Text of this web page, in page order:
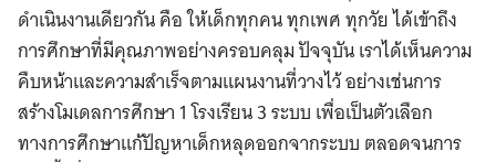
ดำเนินงานเดียวกัน คือ ให้เด็กทุกคน ทุกเพศ ทุกวัย ได้เข้าถึง
การศึกษาที่มีคุณภาพอย่างครอบคลุม ปัจจุบัน เราได้เห็นความ
คืบหน้าและความสำเร็จตามแผนงานที่วางไว้ อย่างเช่นการ
สร้างโมเดลการศึกษา 1 โรงเรียน 3 ระบบ เพื่อเป็นตัวเลือก
ทางการศึกษาแก้ปัญหาเด็กหลุดออกจากระบบ ตลอดจนการ